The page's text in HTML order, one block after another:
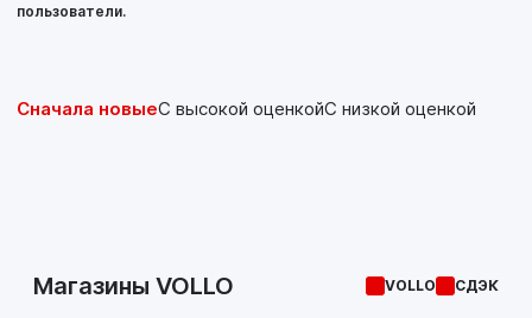
пользователи.
Сначала новыеС высокой оценкойС низкой оценкой
Магазины VOLLO VOLLO СДЭК